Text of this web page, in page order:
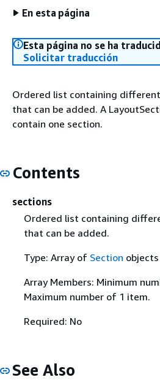
En esta página
Esta página no se ha
Solicitar traducción
Ordered list containing
that can be added. A
contain one section.
Contents
sections
Ordered list containing
that can be added.
Type: Array of Section objects
Array Members: Minimum
Maximum number of 1 item.
Required: No
See Also